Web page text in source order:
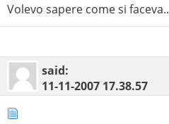
Volevo sapere come si faceva..
said:
11-11-2007 17.38.57